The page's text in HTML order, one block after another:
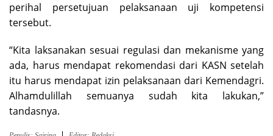
perihal persetujuan pelaksanaan uji kompetensi
tersebut.
“Kita laksanakan sesuai regulasi dan mekanisme yang
ada, harus mendapat rekomendasi dari KASN setelah
itu harus mendapat izin pelaksanaan dari Kemendagri.
Alhamdulillah semuanya sudah kita lakukan,”
tandasnya.